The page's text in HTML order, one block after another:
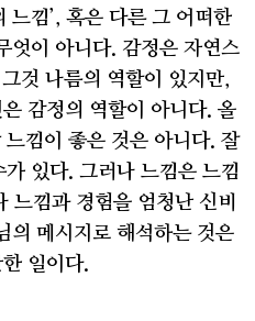
느낌’, 혹은 다른 그 어떠한
엇이 아니다. 감정은 자연스
것 나름의 역할이 있지만,
감정의 역할이 아니다. 올
낌이 좋은 것은 아니다. 잘
가 있다. 그러나 느낌은 느낌
느낌과 경험을 엄청난 신비
의 메시지로 해석하는 것은
일이다.